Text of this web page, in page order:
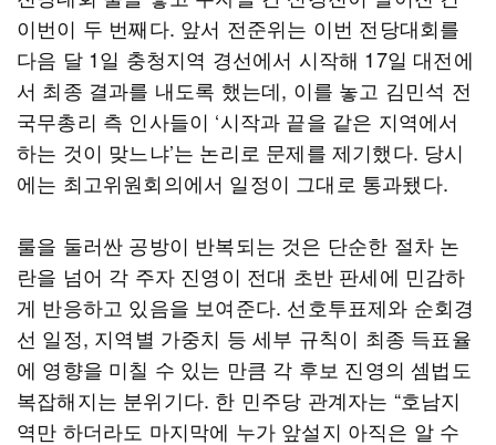
이번이 두 번째다. 앞서 전준위는 이번 전당대회를
다음 달 1일 충청지역 경선에서 시작해 17일 대전에
서 최종 결과를 내도록 했는데, 이를 놓고 김민석 전
국무총리 측 인사들이 ‘시작과 끝을 같은 지역에서
하는 것이 맞느냐’는 논리로 문제를 제기했다. 당시
에는 최고위원회의에서 일정이 그대로 통과됐다.
룰을 둘러싼 공방이 반복되는 것은 단순한 절차 논
란을 넘어 각 주자 진영이 전대 초반 판세에 민감하
게 반응하고 있음을 보여준다. 선호투표제와 순회경
선 일정, 지역별 가중치 등 세부 규칙이 최종 득표율
에 영향을 미칠 수 있는 만큼 각 후보 진영의 셈법도
복잡해지는 분위기다. 한 민주당 관계자는 “호남지
역만 하더라도 마지막에 누가 앞설지 아직은 알 수